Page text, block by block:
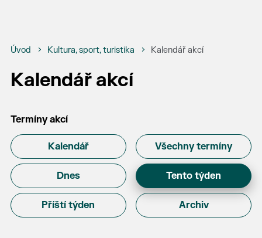
Úvod Kultura, sport, turistika Kalendář akcí
Kalendář akcí
Termíny akcí
Kalendář Všechny termíny
Dnes Tento týden
Příští týden Archiv